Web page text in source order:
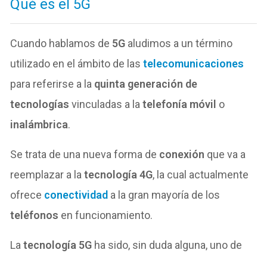
Qué es el 5G
Cuando hablamos de 5G aludimos a un término
utilizado en el ámbito de lastelecomunicaciones
para referirse a la quinta generación de
tecnologías vinculadas a latelefonía móvil o
inalámbrica.
Se trata de una nueva forma de conexión que va a
reemplazar a latecnología 4G, la cual actualmente
ofrece conectividad a la gran mayoría de los
teléfonos en funcionamiento.
Latecnología 5G ha sido, sin duda alguna, uno de